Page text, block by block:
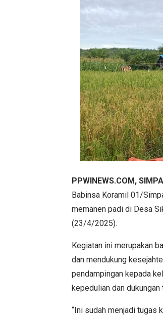
PPWINEWS.COM,
Babinsa Koramil 01/
memanen padi di Desa
(23/4/2025).
Kegiatan ini merupakan
dan mendukung
pendampingan kepada
kepedulian dan dukungan
“Ini sudah menjadi tugas